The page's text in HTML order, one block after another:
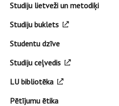
Studiju lietveži un metodiķi
Studiju buklets
Studentu dzīve
Studiju ceļvedis
LU bibliotēka
Pētījumu ētika